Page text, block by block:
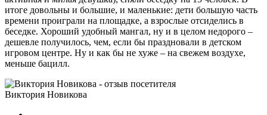
итоге довольны и большие, и маленькие: дети большую часть
времени проиграли на площадке, а взрослые отсиделись в
беседке. Хороший удобный мангал, ну и в целом недорого –
дешевле получилось, чем, если бы праздновали в детском
игровом центре. Ну и как бы не хуже – на свежем воздухе,
меньше бацилл.
Виктория Новикова